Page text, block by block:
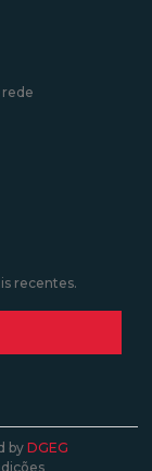
rede
recentes.
byDGEG